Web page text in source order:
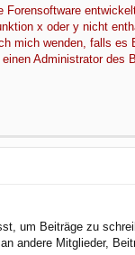
Forensoftware
x oder y nicht
mich wenden, falls es
Administrator des
um Beiträge zu
andere Mitglieder,